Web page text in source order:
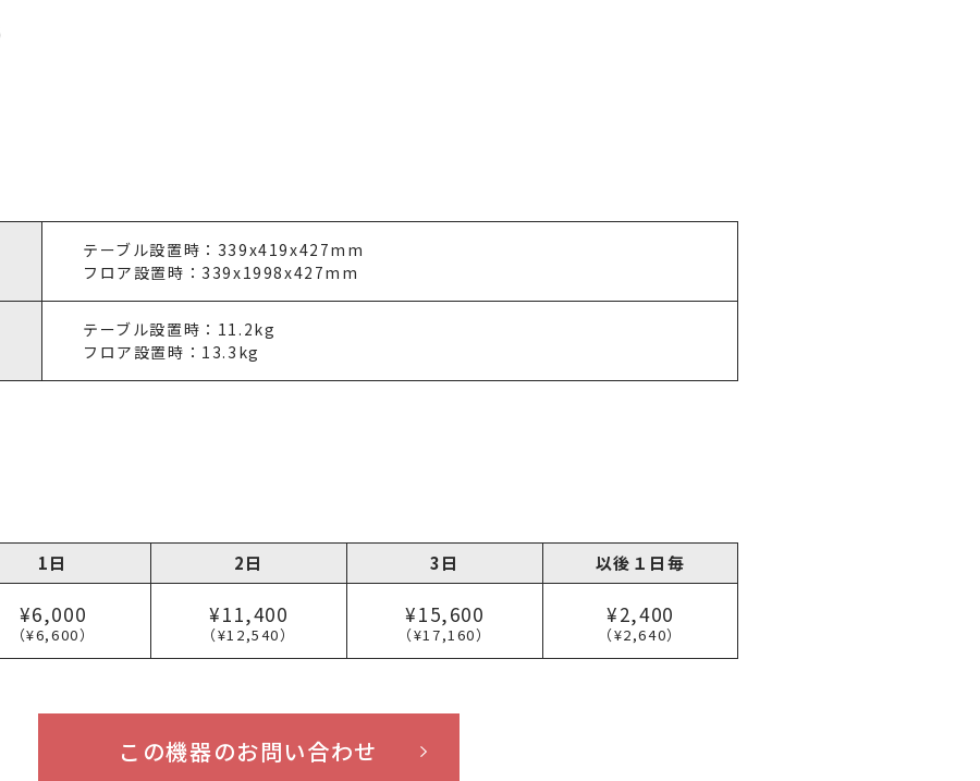
テーブル設置時：339x419x427mm
フロア設置時：339x1998x427mm
テーブル設置時：11.2kg
フロア設置時：13.3kg
1日 2日 3日 以後１日毎
¥6,000
（¥6,600）
¥11,400
（¥12,540）
¥15,600
（¥17,160）
¥2,400
（¥2,640）
この機器のお問い合わせ